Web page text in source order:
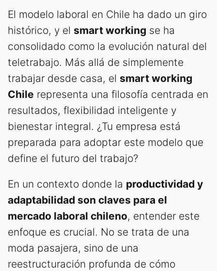
El modelo laboral en Chile ha dado un giro
histórico, y el smart working se ha
consolidado como la evolución natural del
teletrabajo. Más allá de simplemente
trabajar desde casa, el smart working
Chile representa una filosofía centrada en
resultados, flexibilidad inteligente y
bienestar integral. ¿Tu empresa está
preparada para adoptar este modelo que
define el futuro del trabajo?
En un contexto donde la productividad y
adaptabilidad son claves para el
mercado laboral chileno, entender este
enfoque es crucial. No se trata de una
moda pasajera, sino de una
reestructuración profunda de cómo